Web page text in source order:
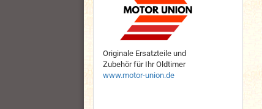
Originale Ersatzteile und
Zubehör für Ihr Oldtimer
www.motor-union.de